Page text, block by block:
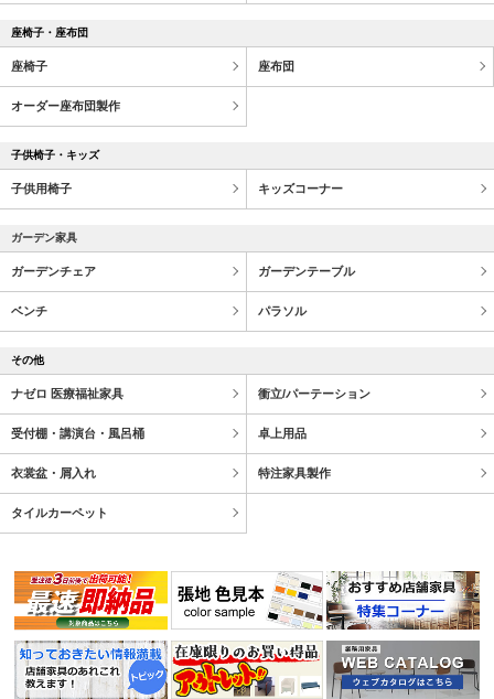
座椅子・座布団
座椅子 座布団
オーダー座布団製作
子供椅子・キッズ
子供用椅子 キッズコーナー
ガーデン家具
ガーデンチェア ガーデンテーブル
ベンチ パラソル
その他
ナゼロ 医療福祉家具 衝立/パーテーション
受付棚・講演台・風呂桶 卓上用品
衣裳盆・屑入れ 特注家具製作
タイルカーペット